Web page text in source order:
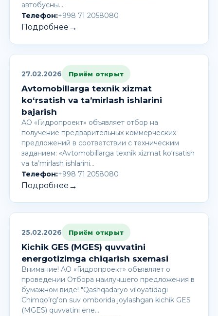
автобусны…
Телефон:+998 71 2058080
Подробнее →
27.02.2026 Приём открыт
Avtomobillarga texnik xizmat
ko‘rsatish va ta’mirlash ishlarini
bajarish
АО «Гидропроект» объявляет отбор на
получение предварительных коммерческих
предложений в соответствии с техническим
заданием: «Avtomobillarga texnik xizmat ko‘rsatish
va ta’mirlash ishlarini…
Телефон:+998 71 2058080
Подробнее →
25.02.2026 Приём открыт
Kichik GES (MGES) quvvatini
energotizimga chiqarish sxemasi
Внимание! AО «Гидропроект» объявляет о
проведении Отбора наилучшего предложения в
бумажном виде! "Qashqadaryo viloyatidagi
Chimqo’rg’on suv omborida joylashgan kichik GES
(MGES) quvvatini ene…